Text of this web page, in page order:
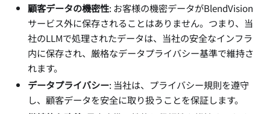
顧客データの機密性: お客様の機密データがBlendVision
サービス外に保存されることはありません。つまり、当
社のLLMで処理されたデータは、当社の安全なインフラ
内に保存され、厳格なデータプライバシー基準で維持さ
れます。
データプライバシー: 当社は、プライバシー規則を遵守
し、顧客データを安全に取り扱うことを保証します。